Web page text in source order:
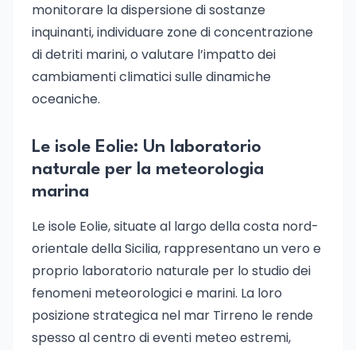
monitorare la dispersione di sostanze
inquinanti, individuare zone di concentrazione
di detriti marini, o valutare l’impatto dei
cambiamenti climatici sulle dinamiche
oceaniche.
Le isole Eolie: Un laboratorio
naturale per la meteorologia
marina
Le isole Eolie, situate al largo della costa nord-
orientale della Sicilia, rappresentano un vero e
proprio laboratorio naturale per lo studio dei
fenomeni meteorologici e marini. La loro
posizione strategica nel mar Tirreno le rende
spesso al centro di eventi meteo estremi,